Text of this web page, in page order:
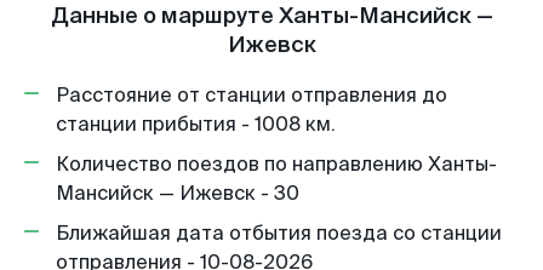
Данные о маршруте Ханты-Мансийск —
Ижевск
Расстояние от станции отправления до
станции прибытия - 1008 км.
Количество поездов по направлению Ханты-
Мансийск — Ижевск - 30
Ближайшая дата отбытия поезда со станции
отправления - 10-08-2026